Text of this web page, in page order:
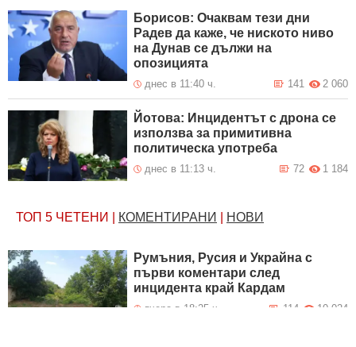
Борисов: Очаквам тези дни
Радев да каже, че ниското ниво
на Дунав се дължи на
опозицията
днес в 11:40 ч. 2 060
141
Йотова: Инцидентът с дрона се
използва за примитивна
политическа употреба
днес в 11:13 ч. 1 184
72
ТОП 5 ЧЕТЕНИ КОМЕНТИРАНИ НОВИ
Румъния, Русия и Украйна с
първи коментари след
инцидента край Кардам
вчера в 18:25 ч. 10 024
114